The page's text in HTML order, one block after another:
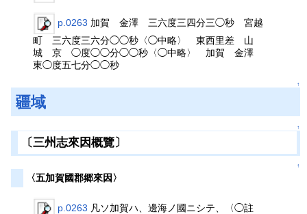
p.0263 加賀 金澤 三六度三四分三◯秒 宮越
町 三六度三六分◯◯秒〈◯中略〉 東西里差 山
城 京 ◯度◯◯分◯◯秒〈◯中略〉 加賀 金澤
東◯度五七分◯◯秒
↑
疆域
↑
〔三州志來因概覽〕
↑
〈五加賀國郡郷來因〉
p.0263 凡ソ加賀ハ、邊海ノ國ニシテ、〈◯註